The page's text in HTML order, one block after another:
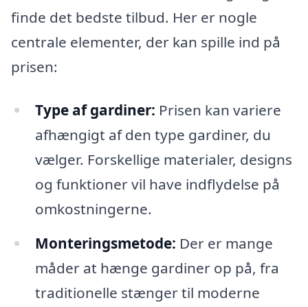
finde det bedste tilbud. Her er nogle
centrale elementer, der kan spille ind på
prisen:
Type af gardiner: Prisen kan variere
afhængigt af den type gardiner, du
vælger. Forskellige materialer, designs
og funktioner vil have indflydelse på
omkostningerne.
Monteringsmetode: Der er mange
måder at hænge gardiner op på, fra
traditionelle stænger til moderne